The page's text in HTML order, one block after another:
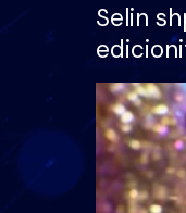
Selin
çmimin
mijë